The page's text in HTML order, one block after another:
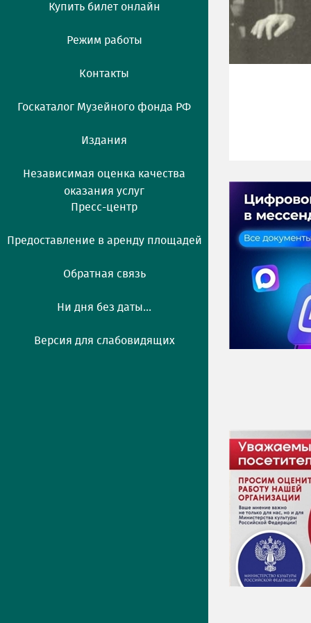
Купить билет онлайн
Режим работы
Контакты
Госкаталог Музейного фонда РФ
Издания
Независимая оценка качества
оказания услуг
Пресс-центр
Предоставление в аренду площадей
Обратная связь
Ни дня без даты...
Версия для слабовидящих